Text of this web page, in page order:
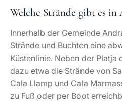
Viele anspruchsvolle
Kneipenstraßen und
konzentrieren sich vor allem
Abschnitten von S’Arenal
Ruhe, diskreten Service und
legt, orientiert sich an Orten